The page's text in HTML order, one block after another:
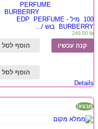
PERFUME
BURBERRY
100 מיל - EDP PERFUME
BURBERRY בוש /...
249.00 ₪
הוסף לסל קנה עכשיו
הוסף לסל
Details
מבצע!